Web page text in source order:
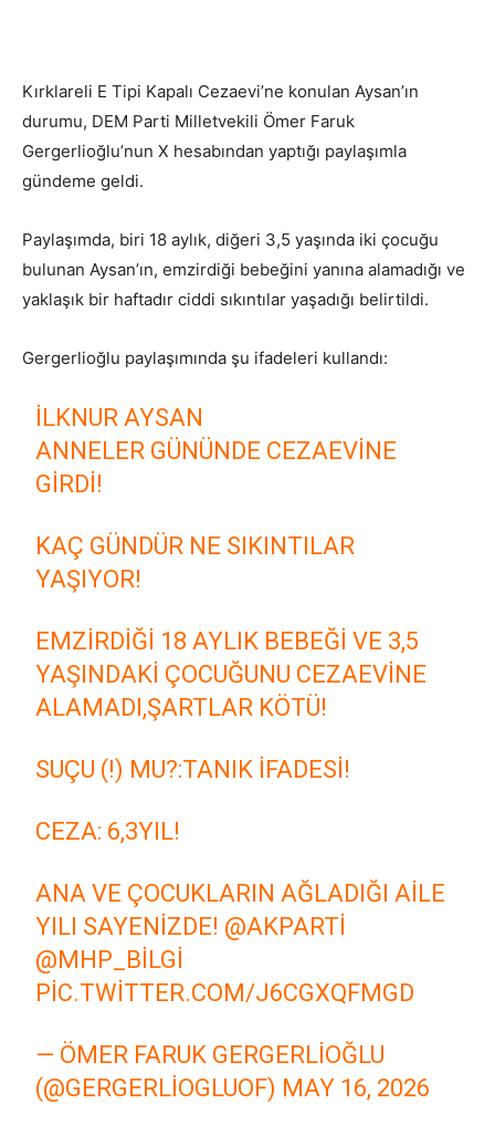
Kırklareli E Tipi Kapalı Cezaevi’ne konulan Aysan’ın
durumu, DEM Parti Milletvekili Ömer Faruk
Gergerlioğlu’nun X hesabından yaptığı paylaşımla
gündeme geldi.
Paylaşımda, biri 18 aylık, diğeri 3,5 yaşında iki çocuğu
bulunan Aysan’ın, emzirdiği bebeğini yanına alamadığı ve
yaklaşık bir haftadır ciddi sıkıntılar yaşadığı belirtildi.
Gergerlioğlu paylaşımında şu ifadeleri kullandı:
İLKNUR AYSAN
ANNELER GÜNÜNDE CEZAEVINE
GIRDI!
KAÇ GÜNDÜR NE SIKINTILAR
YAŞIYOR!
EMZIRDIĞI 18 AYLIK BEBEĞI VE 3,5
YAŞINDAKI ÇOCUĞUNU CEZAEVINE
ALAMADI,ŞARTLAR KÖTÜ!
SUÇU (!) MU?:TANIK IFADESI!
CEZA: 6,3YIL!
ANA VE ÇOCUKLARIN AĞLADIĞI AILE
YILI SAYENIZDE! @AKPARTI
@MHP_BILGI
PIC.TWITTER.COM/J6CGXQFMGD
— ÖMER FARUK GERGERLIOĞLU
(@GERGERLIOGLUOF) MAY 16, 2026